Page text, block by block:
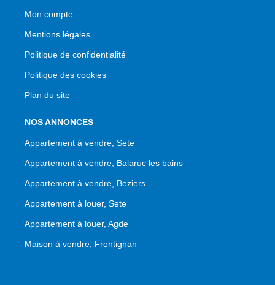
Mon compte
Mentions légales
Politique de confidentialité
Politique des cookies
Plan du site
NOS ANNONCES
Appartement à vendre, Sete
Appartement à vendre, Balaruc les bains
Appartement à vendre, Beziers
Appartement à louer, Sete
Appartement à louer, Agde
Maison à vendre, Frontignan